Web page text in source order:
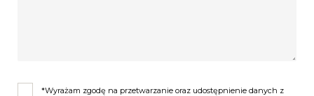
*Wyrażam zgodę na przetwarzanie oraz udostępnienie danych z